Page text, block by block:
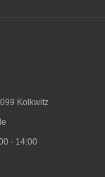
Kolkwitz
- 14:00